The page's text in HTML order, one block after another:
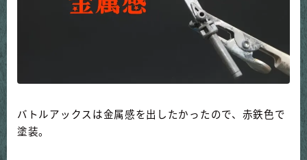
バトルアックスは金属感を出したかったので、赤鉄色で
塗装。